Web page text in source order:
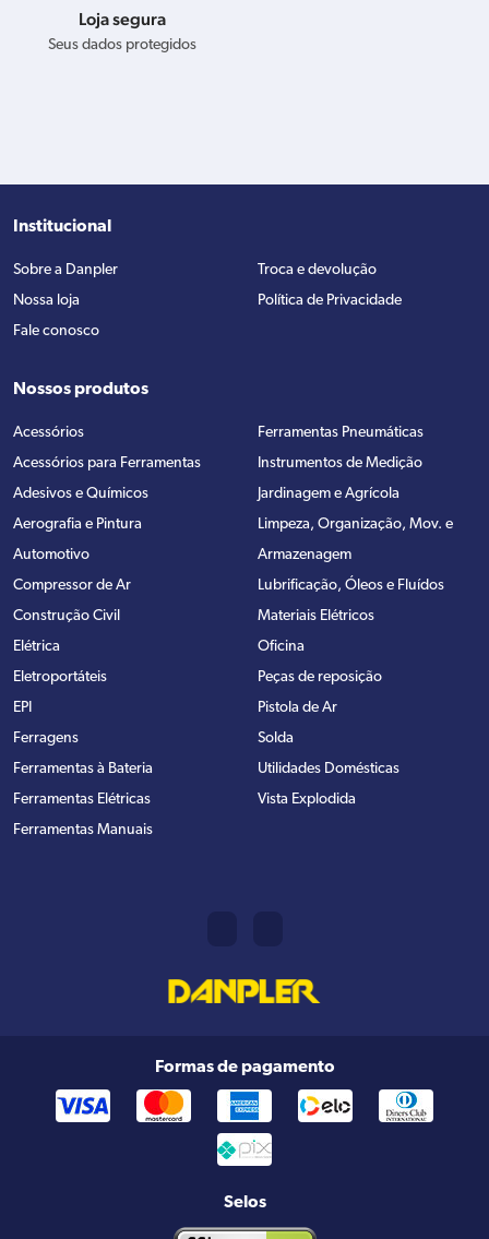
Loja segura
Seus dados protegidos
Institucional
Sobre a Danpler
Nossa loja
Fale conosco
Troca e devolução
Política de Privacidade
Nossos produtos
Acessórios
Acessórios para Ferramentas
Adesivos e Químicos
Aerografia e Pintura
Automotivo
Compressor de Ar
Construção Civil
Elétrica
Eletroportáteis
EPI
Ferragens
Ferramentas à Bateria
Ferramentas Elétricas
Ferramentas Manuais
Ferramentas Pneumáticas
Instrumentos de Medição
Jardinagem e Agrícola
Limpeza, Organização, Mov. e
Armazenagem
Lubrificação, Óleos e Fluídos
Materiais Elétricos
Oficina
Peças de reposição
Pistola de Ar
Solda
Utilidades Domésticas
Vista Explodida
Formas de pagamento
Selos